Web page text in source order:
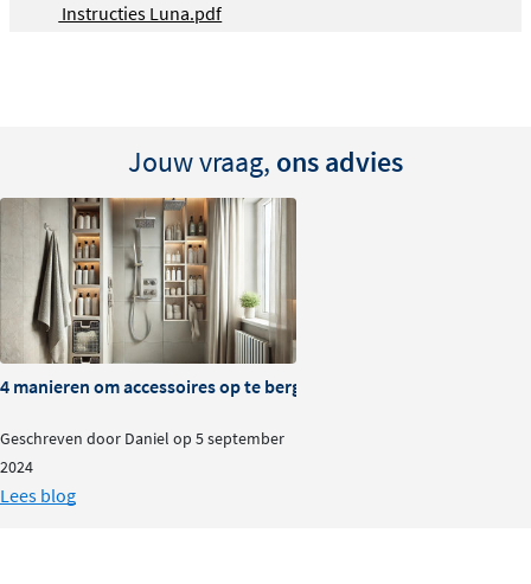
Instructies Luna.pdf
Jouw vraag, ons advies
4 manieren om accessoires op te bergen in je doucheruimte
Geschreven door Daniel op 5 september
2024
Lees blog